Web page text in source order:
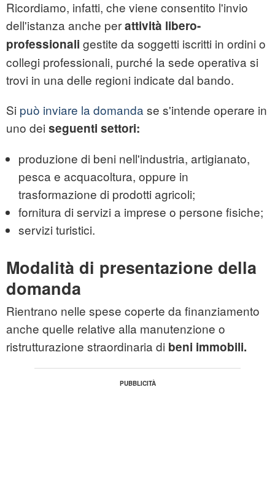
Ricordiamo, infatti, che viene consentito l'invio
dell'istanza anche perattività libero-
professionali gestite da soggetti iscritti in ordini o
collegi professionali, purché la sede operativa si
trovi in una delle regioni indicate dal bando.
Si può inviare la domanda se s'intende operare in
uno dei seguenti settori:
produzione di beni nell'industria, artigianato,
pesca e acquacoltura, oppure in
trasformazione di prodotti agricoli;
fornitura di servizi a imprese o persone fisiche;
servizi turistici.
Modalità di presentazione della
domanda
Rientrano nelle spese coperte da finanziamento
anche quelle relative alla manutenzione o
ristrutturazione straordinaria di beni immobili.